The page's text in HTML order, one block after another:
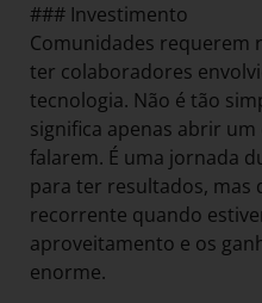
### Investimento
Comunidades requerem
ter colaboradores
tecnologia. Não é tão
significa apenas abrir um
falarem. É uma jornada
para ter resultados, mas
recorrente quando
aproveitamento e os
enorme.